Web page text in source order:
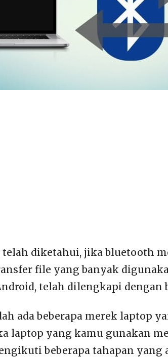
telah diketahui, jika bluetooth
file yang banyak
telah dilengkapi dengan
ada beberapa merek laptop
laptop yang kamu gunakan
beberapa tahapan yang